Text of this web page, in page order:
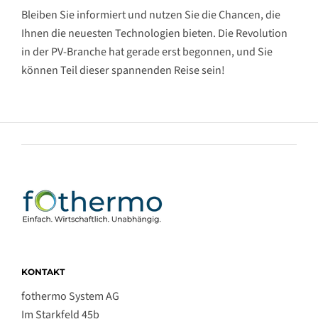
Bleiben Sie informiert und nutzen Sie die Chancen, die
Ihnen die neuesten Technologien bieten. Die Revolution
in der PV-Branche hat gerade erst begonnen, und Sie
können Teil dieser spannenden Reise sein!
KONTAKT
fothermo System AG
Im Starkfeld 45b